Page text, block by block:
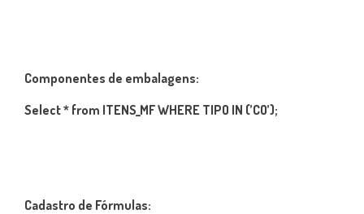
Componentes de embalagens:
Select * from ITENS_MF WHERE TIPO IN (’CO’);
Cadastro de Fórmulas: